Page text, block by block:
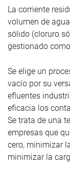
La corriente
volumen de
sólido (cloruro
gestionado
Se elige un
vacío por su
efluentes
eficacia los
Se trata de una
empresas que
cero, minimizar
minimizar la